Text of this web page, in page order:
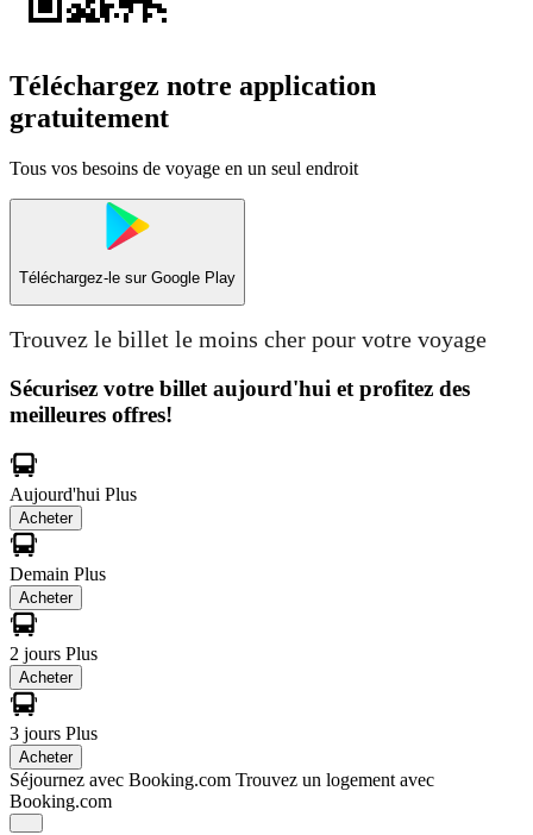
Téléchargez notre application
gratuitement
Tous vos besoins de voyage en un seul endroit
Téléchargez-le sur Google Play
Trouvez le billet le moins cher pour votre voyage
Sécurisez votre billet aujourd'hui et profitez des
meilleures offres!
Aujourd'hui Plus
Acheter
Demain Plus
Acheter
2 jours Plus
Acheter
3 jours Plus
Acheter
Séjournez avec Booking.com Trouvez un logement avec
Booking.com